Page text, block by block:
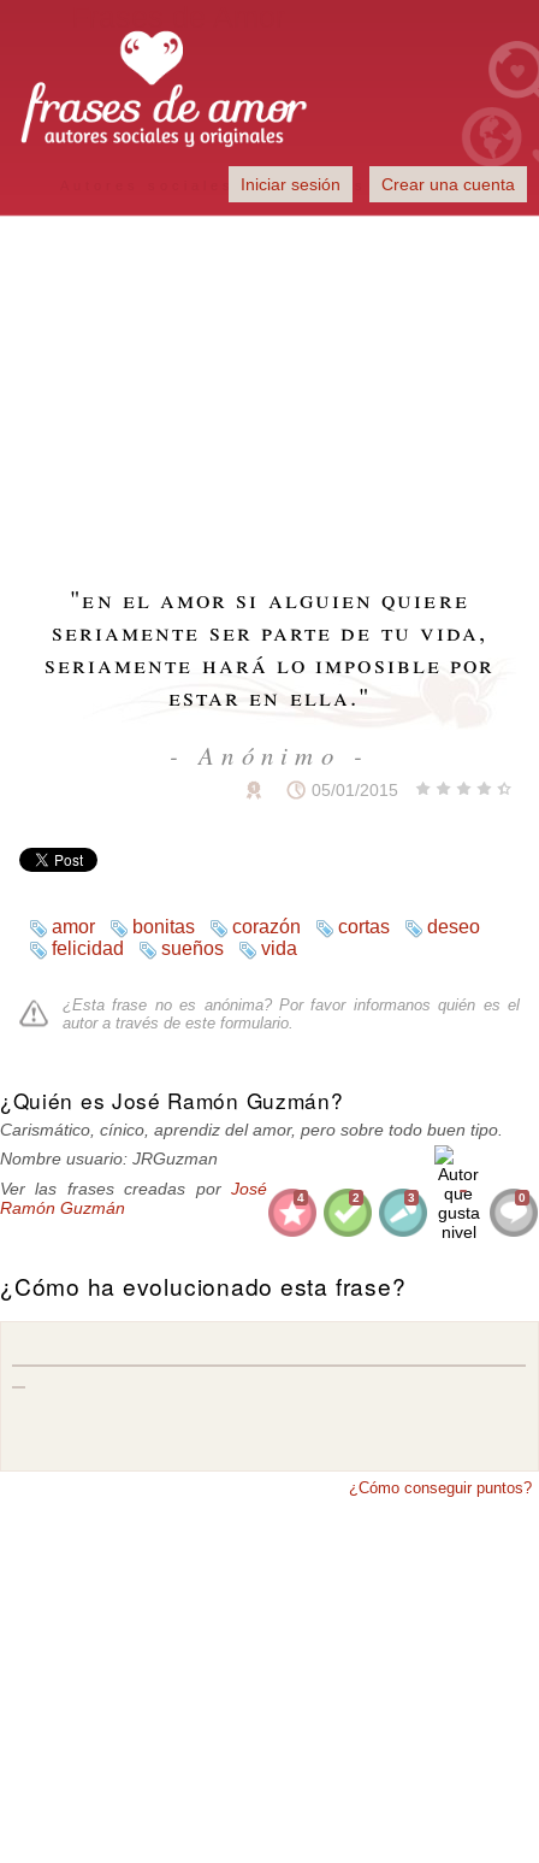
Autores sociales y originales
Iniciar sesión Crear una cuenta
"en el amor si alguien quiere
seriamente ser parte de tu vida,
seriamente hará lo imposible por
estar en ella."
- Anónimo -
05/01/2015
amor bonitas corazón cortas
deseo
felicidad
sueños vida
¿Esta frase no es anónima? Por favor informanos quién es el
autor a través de este formulario
¿Quién es José Ramón Guzmán?
Carismático, cínico, aprendiz del amor, pero sobre todo buen tipo.
4 2 3 0
Nombre usuario: JRGuzman
Ver las frases creadas por José
Ramón Guzmán
¿Cómo ha evolucionado esta frase?
¿Cómo conseguir puntos?